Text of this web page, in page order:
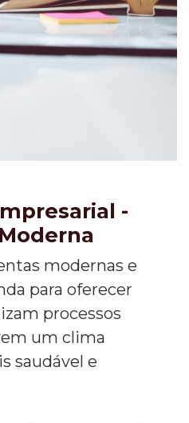
-
modernas e
para oferecer
processos
um clima
saudável e